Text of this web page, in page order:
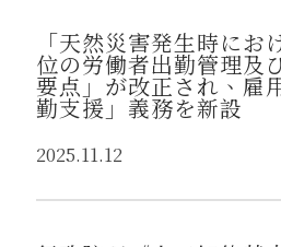
「天然災害発生時にお
位の労働者出勤管理及
要点」が改正され、雇
勤支援」義務を新設
2025.11.12